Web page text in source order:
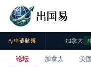
出国易
申请脉搏 加拿大
论坛 加拿大 美国